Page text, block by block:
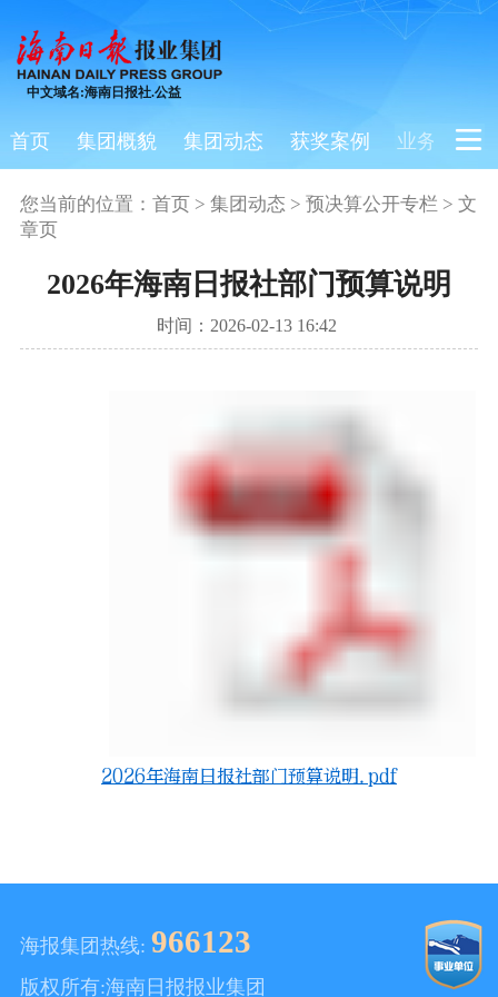
中文域名:海南日报社.公益
首页 集团概貌 集团动态 获奖案例 业务板块
您当前的位置： 首页> 集团动态 > 预决算公开专栏 > 文
章页
2026年海南日报社部门预算说明
时间：2026-02-13 16:42
2026年海南日报社部门预算说明.pdf
海报集团热线: 966123
版权所有:海南日报报业集团